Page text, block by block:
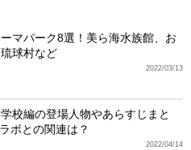
マパーク8選！美ら海水族館、お
球村など
2022/03/13
校編の登場人物やあらすじまと
ボとの関連は？
2022/04/14